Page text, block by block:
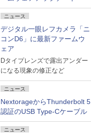
ニュース
デジタル一眼レフカメラ「ニ
コンD6」に最新ファームウ
ェア
Dタイプレンズで露出アンダー
になる現象の修正など
ニュース
NextorageからThunderbolt 5
認証のUSB Type-Cケーブル
ニュース